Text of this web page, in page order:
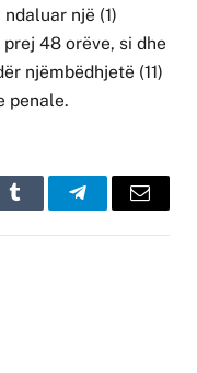
një (1)
48 orëve, si dhe
njëmbëdhjetë (11)
penale.
Tumblr TelegramEmail